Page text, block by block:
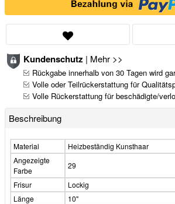
Kundenschutz | Mehr >>
Rückgabe innerhalb von 30 Tagen wird
Volle oder Teilrückerstattung für
Volle Rückerstattung für beschädigte/
Beschreibung
Material
Heizbeständig Kunsthaar
Angezeigte
Farbe
29
Frisur
Lockig
Länge
10"